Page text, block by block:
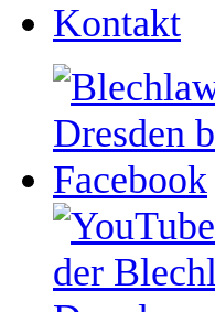
Kontakt